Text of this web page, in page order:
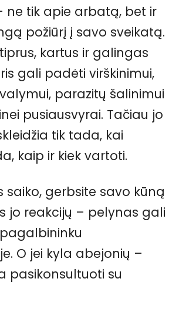
ne tik apie arbatą, bet ir
požiūrį į savo sveikatą.
kartus ir galingas
gali padėti virškinimui,
parazitų šalinimui
pusiausvyrai. Tačiau jo
tik tada, kai
kaip ir kiek vartoti.
saiko, gerbsite savo kūną
jo reakcijų – pelynas gali
O jei kyla abejonių –
pasikonsultuoti su